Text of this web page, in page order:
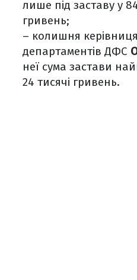
лише під заставу у
гривень;
– колишня
департаментів ДФС
неї сума застави
24 тисячі гривень.